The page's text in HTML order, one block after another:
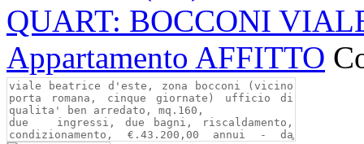
QUART: BOCCONI
Appartamento AFFITTO